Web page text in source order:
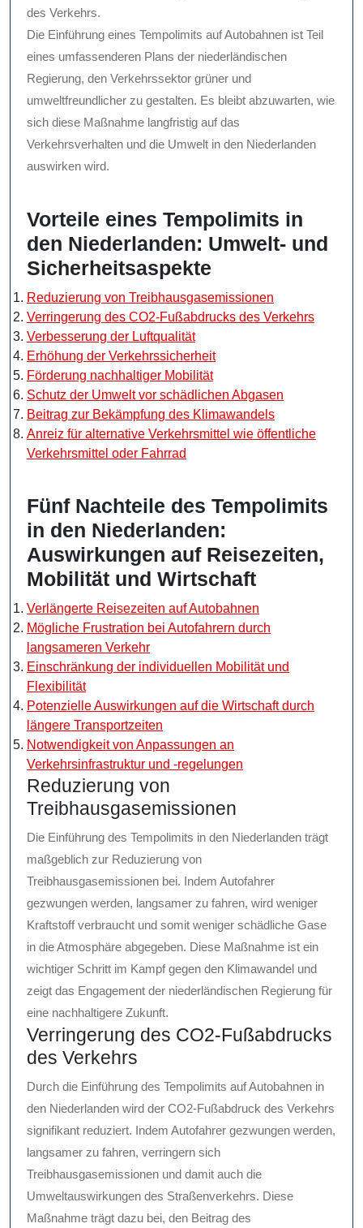
des Verkehrs.
Die Einführung eines Tempolimits auf Autobahnen ist Teil
eines umfassenderen Plans der niederländischen
Regierung, den Verkehrssektor grüner und
umweltfreundlicher zu gestalten. Es bleibt abzuwarten, wie
sich diese Maßnahme langfristig auf das
Verkehrsverhalten und die Umwelt in den Niederlanden
auswirken wird.
Vorteile eines Tempolimits in
den Niederlanden: Umwelt- und
Sicherheitsaspekte
Reduzierung von Treibhausgasemissionen
Verringerung des CO2-Fußabdrucks des Verkehrs
Verbesserung der Luftqualität
Erhöhung der Verkehrssicherheit
Förderung nachhaltiger Mobilität
Schutz der Umwelt vor schädlichen Abgasen
Beitrag zur Bekämpfung des Klimawandels
Anreiz für alternative Verkehrsmittel wie öffentliche
Verkehrsmittel oder Fahrrad
Fünf Nachteile des Tempolimits
in den Niederlanden:
Auswirkungen auf Reisezeiten,
Mobilität und Wirtschaft
Verlängerte Reisezeiten auf Autobahnen
Mögliche Frustration bei Autofahrern durch
langsameren Verkehr
Einschränkung der individuellen Mobilität und
Flexibilität
Potenzielle Auswirkungen auf die Wirtschaft durch
längere Transportzeiten
Notwendigkeit von Anpassungen an
Verkehrsinfrastruktur und -regelungen
Reduzierung von
Treibhausgasemissionen
Die Einführung des Tempolimits in den Niederlanden trägt
maßgeblich zur Reduzierung von
Treibhausgasemissionen bei. Indem Autofahrer
gezwungen werden, langsamer zu fahren, wird weniger
Kraftstoff verbraucht und somit weniger schädliche Gase
in die Atmosphäre abgegeben. Diese Maßnahme ist ein
wichtiger Schritt im Kampf gegen den Klimawandel und
zeigt das Engagement der niederländischen Regierung für
eine nachhaltigere Zukunft.
Verringerung des CO2-Fußabdrucks
des Verkehrs
Durch die Einführung des Tempolimits auf Autobahnen in
den Niederlanden wird der CO2-Fußabdruck des Verkehrs
signifikant reduziert. Indem Autofahrer gezwungen werden,
langsamer zu fahren, verringern sich
Treibhausgasemissionen und damit auch die
Umweltauswirkungen des Straßenverkehrs. Diese
Maßnahme trägt dazu bei, den Beitrag des